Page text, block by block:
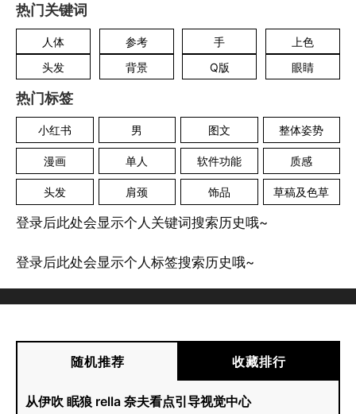
热门关键词
人体 参考 手
上色
头发
背景 Q版 眼睛
热门标签
小红书 男 图文 整体姿势
漫画 单人 软件功能 质感
头发 肩颈 饰品 草稿及色草
登录后此处会显示个人关键词搜索历史哦~
登录后此处会显示个人标签搜索历史哦~
随机推荐 收藏排行
从伊吹 眠狼 rella 奈夫看点引导视觉中心